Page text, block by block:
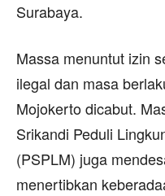
Surabaya.
Massa menuntut izin
ilegal dan masa
Mojokerto dicabut.
Srikandi Peduli
(PSPLM) juga
menertibkan